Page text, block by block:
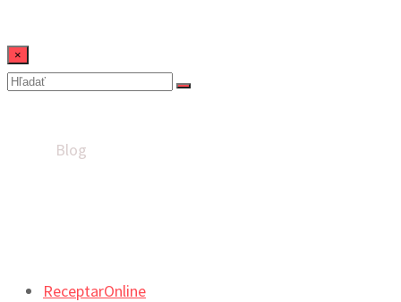
×
Blog
ReceptarOnline